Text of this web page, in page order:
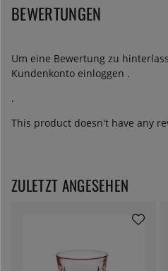
BEWERTUNGEN
Um eine Bewertung zu
Kundenkonto einloggen .
.
This product doesn't have any
ZULETZT ANGESEHEN